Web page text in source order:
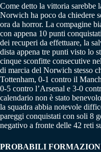
Come detto la vittoria sarebbe
Norwich ha poco da chiedere
ora da horror. La compagine
con appena 10 punti
dei recuperi da effettuare, la
dista appena tre punti visto lo
cinque sconfitte consecutive
di marcia del Norwich stesso
Tottenham, 0-1 contro il
0-5 contro l’Arsenal e 3-0
calendario non è stato
la squadra abbia notevole
pareggi conquistati con soli 8
negativo a fronte delle 42 reti
PROBABILI